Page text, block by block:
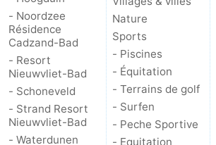
- Noordzee
Résidence
Cadzand-Bad
- Resort
Nieuwvliet-Bad
- Schoneveld
- Strand Resort
Nieuwvliet-Bad
- Waterdunen
Nature
Sports
- Piscines
- Équitation
- Terrains de golf
- Surfen
- Peche Sportive
- Equitation